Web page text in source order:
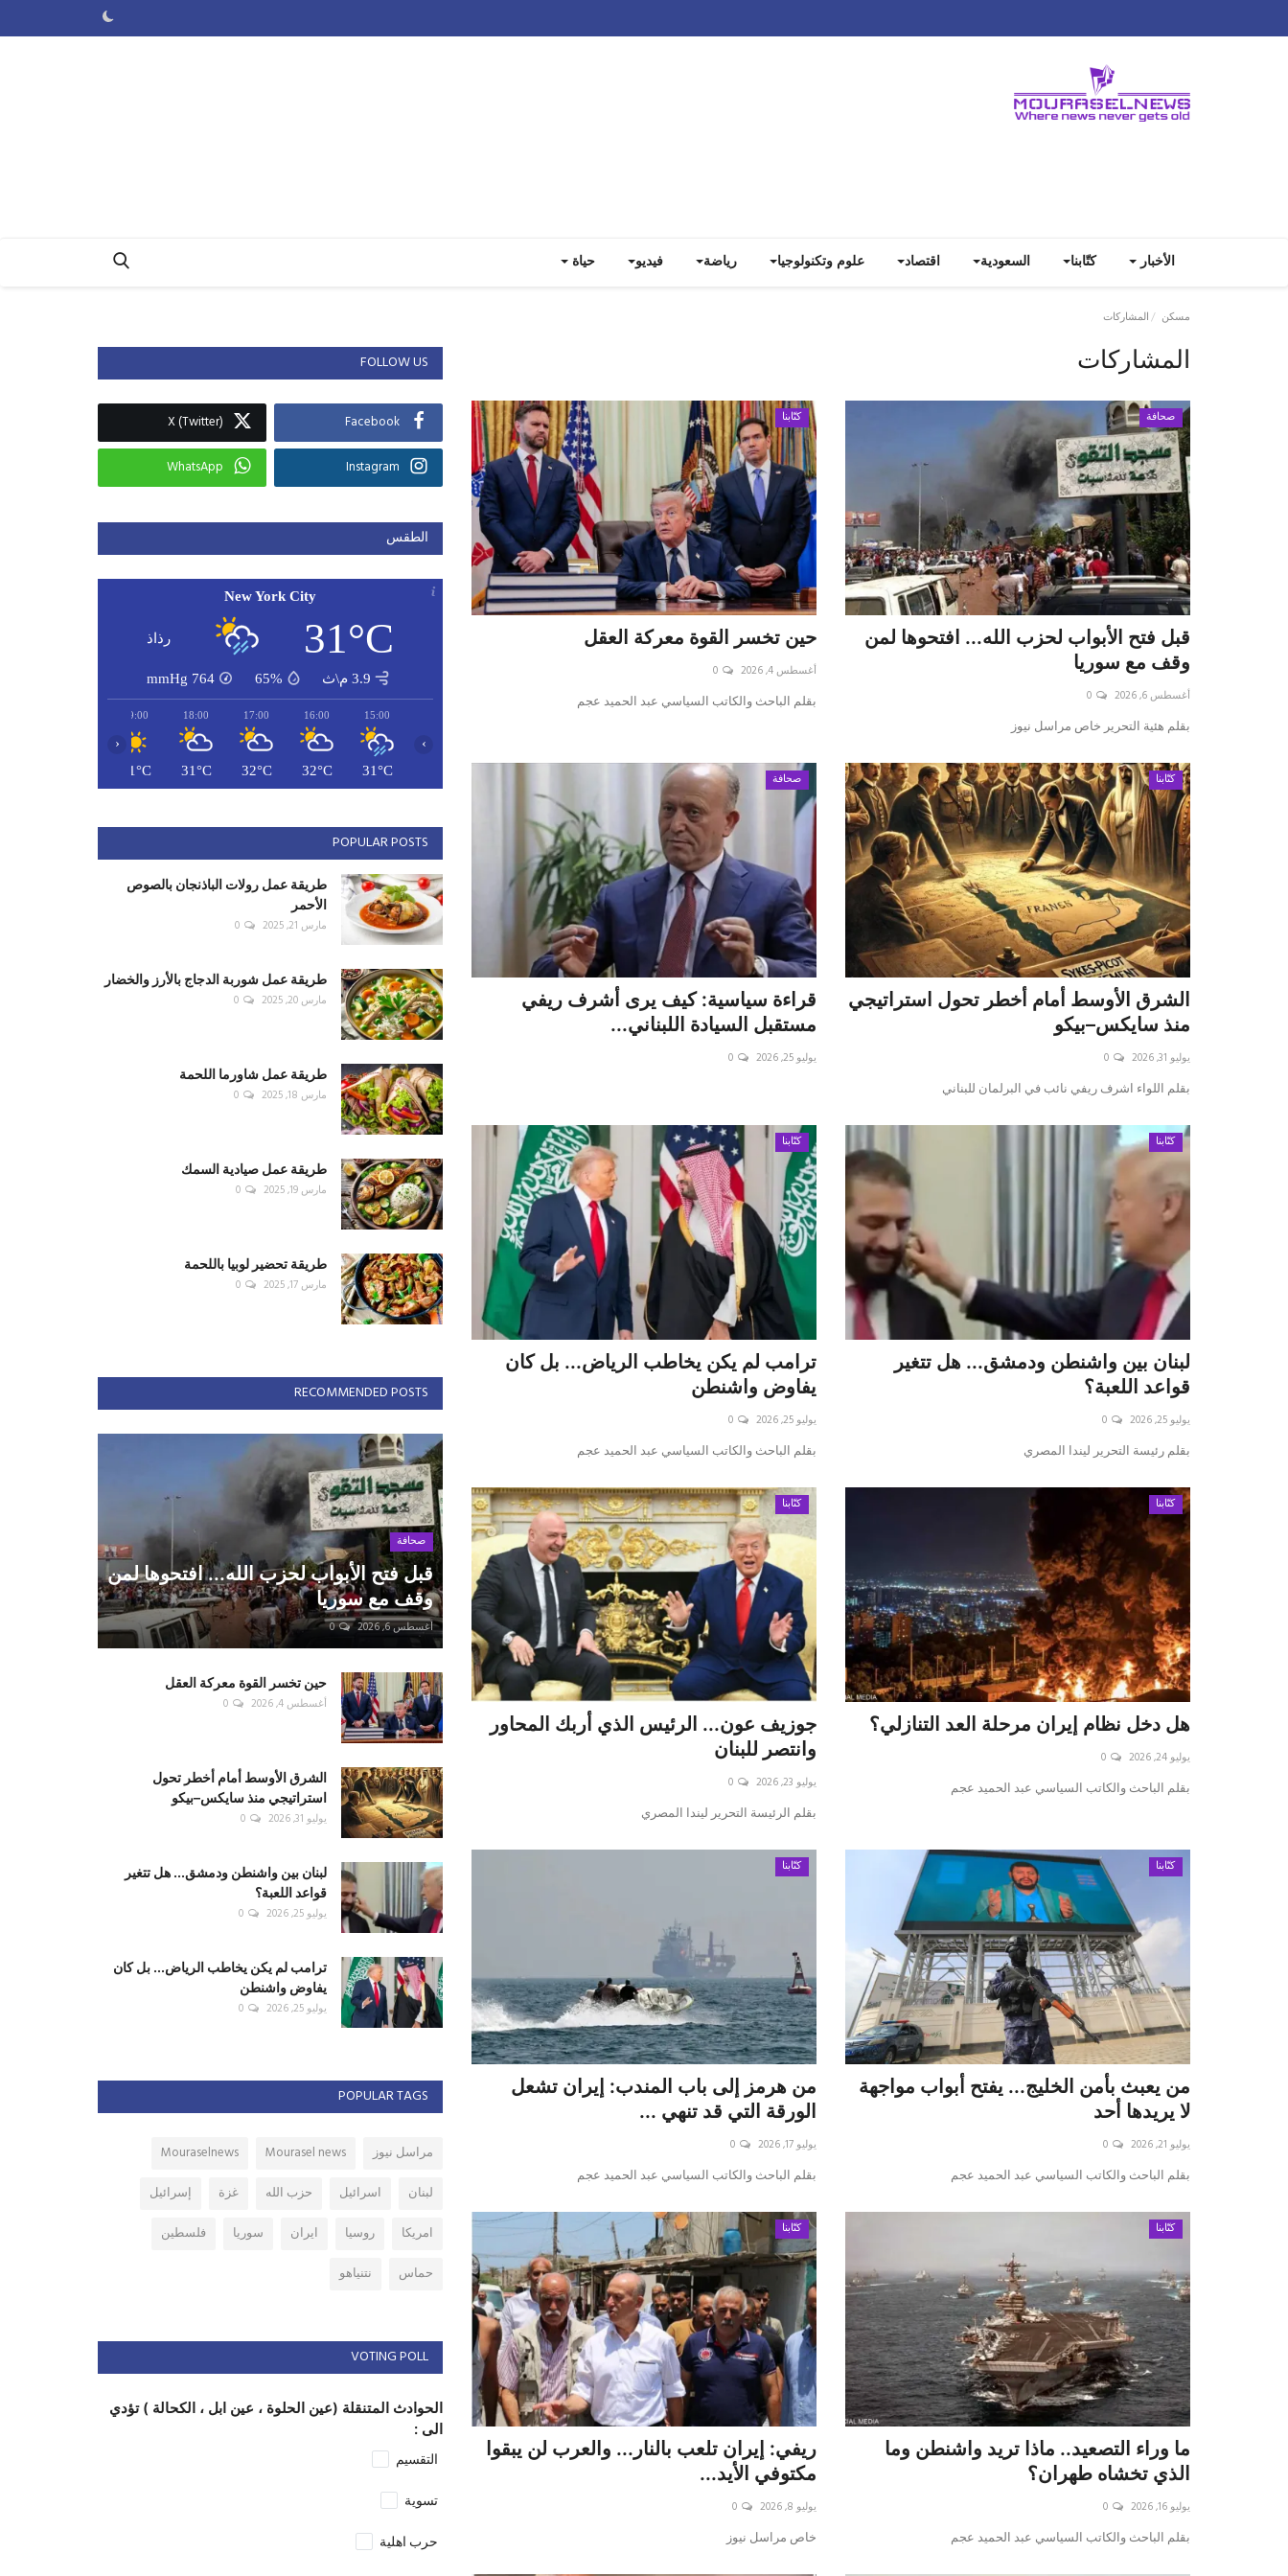
الأخبار كتّابنا السعودية اقتصاد علوم وتكنولوجيا رياضة فيديو حياة
مسكن المشاركات
المشاركات
صحافة
قبل فتح الأبواب لحزب الله... افتحوها لمن
وقف مع سوريا
أغسطس 6, 2026 0
بقلم ه‍ئية التحرير خاص مراسل نيوز
كتّابنا
حين تخسر القوة معركة العقل
أغسطس 4, 2026 0
بقلم الباحث والكاتب السياسي عبد الحميد عجم
كتّابنا
الشرق الأوسط أمام أخطر تحول استراتيجي
منذ سايكس–بيكو
يوليو 31, 2026 0
بقلم اللواء اشرف ريفي نائب في البرلمان للبناني
صحافة
قراءة سياسية: كيف يرى أشرف ريفي
مستقبل السيادة اللبناني...
يوليو 25, 2026 0
كتّابنا
لبنان بين واشنطن ودمشق... هل تتغير
قواعد اللعبة؟
يوليو 25, 2026 0
بقلم رئيسة التحرير ليندا المصري
كتّابنا
ترامب لم يكن يخاطب الرياض... بل كان
يفاوض واشنطن
يوليو 25, 2026 0
بقلم الباحث والكاتب السياسي عبد الحميد عجم
كتّابنا
هل دخل نظام إيران مرحلة العد التنازلي؟
يوليو 24, 2026 0
بقلم الباحث والكاتب السياسي عبد الحميد عجم
كتّابنا
جوزيف عون... الرئيس الذي أربك المحاور
وانتصر للبنان
يوليو 23, 2026 0
بقلم الرئيسة التحرير ليندا المصري
كتّابنا
من يعبث بأمن الخليج... يفتح أبواب مواجهة
لا يريدها أحد
يوليو 21, 2026 0
بقلم الباحث والكاتب السياسي عبد الحميد عجم
كتّابنا
من هرمز إلى باب المندب: إيران تشعل
الورقة التي قد تنهي ...
يوليو 17, 2026 0
بقلم الباحث والكاتب السياسي عبد الحميد عجم
كتّابنا
ما وراء التصعيد.. ماذا تريد واشنطن وما
الذي تخشاه طهران؟
يوليو 16, 2026 0
بقلم الباحث والكاتب السياسي عبد الحميد عجم
كتّابنا
ريفي: إيران تلعب بالنار... والعرب لن يبقوا
مكتوفي الأيد...
يوليو 8, 2026 0
خاص مراسل نيوز
FOLLOW US
Facebook
X (Twitter)
Instagram
WhatsApp
الطقس
New York City
31°C رذاذ
3.9 م\ث 65%
764
mmHg
15:00
31°C
16:00
32°C
17:00
32°C
18:00
31°C
19:00
31°C
‹ ›
POPULAR POSTS
طريقة عمل رولات الباذنجان بالصوص
الأحمر
مارس 21, 2025 0
طريقة عمل شوربة الدجاج بالأرز والخضار
مارس 20, 2025 0
طريقة عمل شاورما اللحمة
مارس 18, 2025 0
طريقة عمل صيادية السمك
مارس 19, 2025 0
طريقة تحضير لوبيا باللحمة
مارس 17, 2025 0
RECOMMENDED POSTS
صحافة
قبل فتح الأبواب لحزب الله... افتحوها لمن
وقف مع سوريا
أغسطس 6, 2026 0
حين تخسر القوة معركة العقل
أغسطس 4, 2026 0
الشرق الأوسط أمام أخطر تحول
استراتيجي منذ سايكس–بيكو
يوليو 31, 2026 0
لبنان بين واشنطن ودمشق... هل تتغير
قواعد اللعبة؟
يوليو 25, 2026 0
ترامب لم يكن يخاطب الرياض... بل كان
يفاوض واشنطن
يوليو 25, 2026 0
POPULAR TAGS
مراسل نيوز Mourasel news
Mouraselnews
لبنان
اسرائيل حزب الله غزة
إسرائيل
امريكا
روسيا ايران سوريا
فلسطين
حماس
نتنياهو
VOTING POLL
الحوادث المتنقلة (عين الحلوة ، عين ابل ، الكحالة ) تؤدي
الى :
التقسيم
تسوية
حرب اهلية